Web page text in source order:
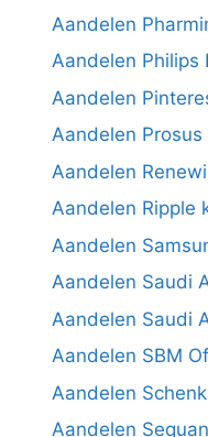
Aandelen
Aandelen Philips
Aandelen
Aandelen Prosus
Aandelen
Aandelen Ripple
Aandelen
Aandelen Saudi
Aandelen Saudi
Aandelen SBM
Aandelen
Aandelen